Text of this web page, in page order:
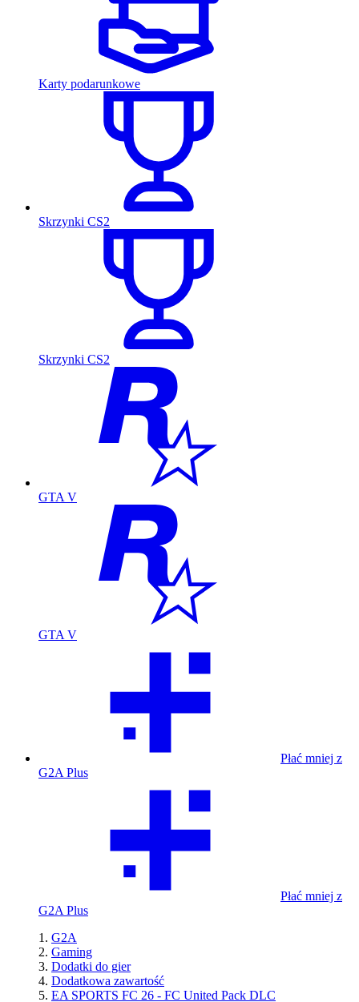
Karty podarunkowe
Skrzynki CS2
Skrzynki CS2
GTA V
GTA V
Płać mniej z
G2A Plus
Płać mniej z
G2A Plus
G2A
Gaming
Dodatki do gier
Dodatkowa zawartość
EA SPORTS FC 26 - FC United Pack DLC